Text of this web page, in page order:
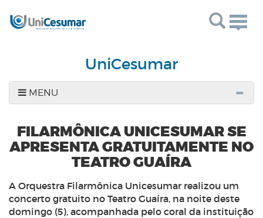
UniCesumar
MENU
FILARMÔNICA UNICESUMAR SE
APRESENTA GRATUITAMENTE NO
TEATRO GUAÍRA
A Orquestra Filarmônica Unicesumar realizou um
concerto gratuito no Teatro Guaíra, na noite deste
domingo (5), acompanhada pelo coral da instituição